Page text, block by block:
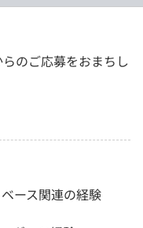
のご応募をおまちし
ース関連の経験